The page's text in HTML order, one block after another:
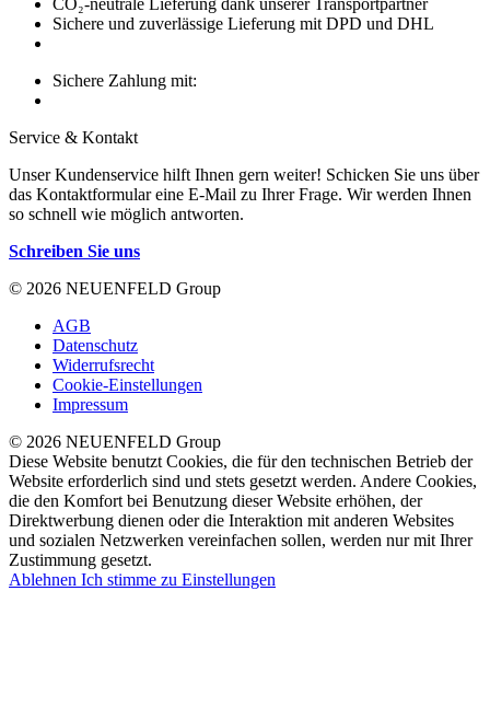
Sichere und zuverlässige Lieferung mit DPD und DHL
Sichere Zahlung mit:
Service & Kontakt
Unser Kundenservice hilft Ihnen gern weiter! Schicken Sie uns über
das Kontaktformular eine E-Mail zu Ihrer Frage. Wir werden Ihnen
so schnell wie möglich antworten.
Schreiben Sie uns
© 2026 NEUENFELD Group
AGB
Datenschutz
Widerrufsrecht
Cookie-Einstellungen
Impressum
© 2026 NEUENFELD Group
Diese Website benutzt Cookies, die für den technischen Betrieb der
Website erforderlich sind und stets gesetzt werden. Andere Cookies,
die den Komfort bei Benutzung dieser Website erhöhen, der
Direktwerbung dienen oder die Interaktion mit anderen Websites
und sozialen Netzwerken vereinfachen sollen, werden nur mit Ihrer
Zustimmung gesetzt.
Ablehnen Ich stimme zu Einstellungen